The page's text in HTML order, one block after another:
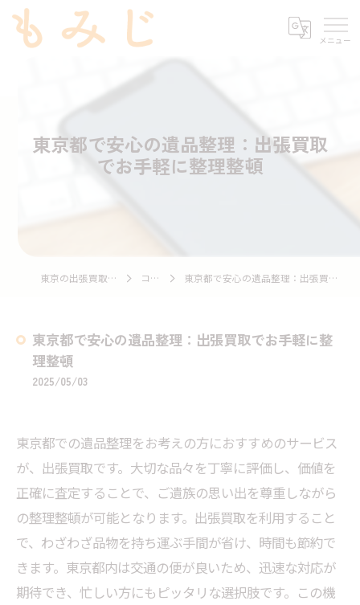
東京都で安心の遺品整理：出張買取
でお手軽に整理整頓
東京の出張買取ならもみじ コラム 東京都で安心の遺品整理：出張買取でお手軽に整理整頓
東京都で安心の遺品整理：出張買取でお手軽に整
理整頓
2025/05/03
東京都での遺品整理をお考えの方におすすめのサービス
が、出張買取です。大切な品々を丁寧に評価し、価値を
正確に査定することで、ご遺族の思い出を尊重しながら
の整理整頓が可能となります。出張買取を利用すること
で、わざわざ品物を持ち運ぶ手間が省け、時間も節約で
きます。東京都内は交通の便が良いため、迅速な対応が
期待でき、忙しい方にもピッタリな選択肢です。この機